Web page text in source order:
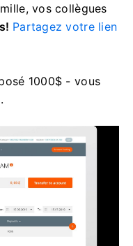
vos collègues
Partagez votre lien
1000$ - vous